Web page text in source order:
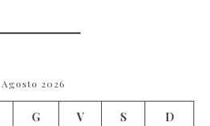
Agosto 2026
G V S
D